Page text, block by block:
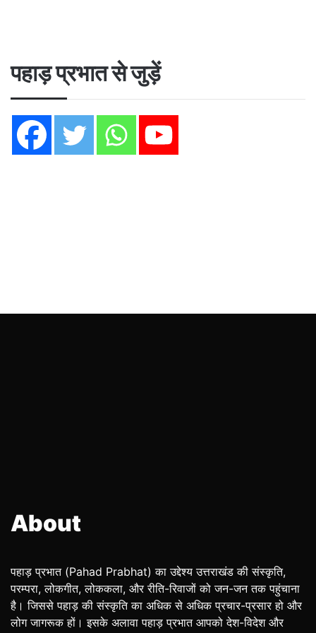
पहाड़ प्रभात से जुड़ें
About
पहाड़ प्रभात (Pahad Prabhat) का उद्देश्य उत्तराखंड की संस्कृति,
परम्परा, लोकगीत, लोककला, और रीति-रिवाजों को जन-जन तक पहुंचाना
है। जिससे पहाड़ की संस्कृति का अधिक से अधिक प्रचार-प्रसार हो और
लोग जागरूक हों। इसके अलावा पहाड़ प्रभात आपको देश-विदेश और